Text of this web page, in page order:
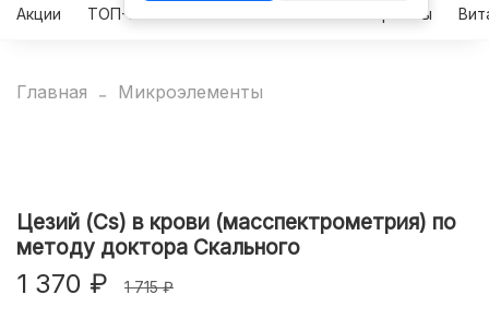
Акции
ТОП-50 Гормоны
Главная Микроэлементы
Цезий (Cs) в крови (масспектрометрия) по
методу доктора Скального
1 370 ₽ 1 715 ₽